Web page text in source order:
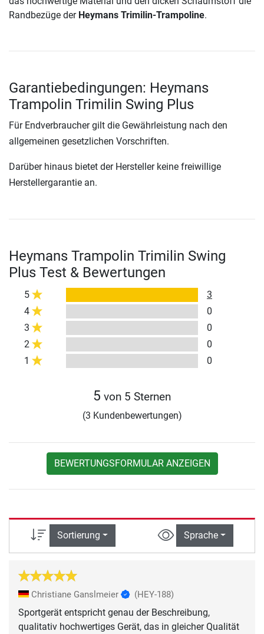
Randbezüge der Heymans Trimilin-Trampoline.
Garantiebedingungen: Heymans
Trampolin Trimilin Swing Plus
Für Endverbraucher gilt die Gewährleistung nach den
allgemeinen gesetzlichen Vorschriften.
Darüber hinaus bietet der Hersteller keine freiwillige
Herstellergarantie an.
Heymans Trampolin Trimilin Swing
Plus Test & Bewertungen
5
3
4
0
3
0
2
0
1
0
5 von 5 Sternen
(3 Kundenbewertungen)
BEWERTUNGSFORMULAR ANZEIGEN
Sortierung Sprache
Christiane Ganslmeier (HEY-188)
Sportgerät entspricht genau der Beschreibung,
qualitativ hochwertiges Gerät, das in gleicher Qualität